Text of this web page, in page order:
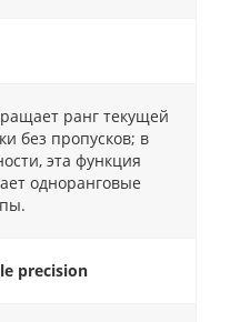
ранг текущей
без пропусков; в
эта функция
одноранговые
precision